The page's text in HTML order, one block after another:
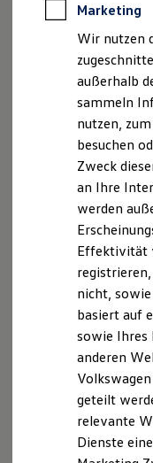
Anpfiff zum
Elektroautos
ID.
Reichweite
Laden
Laden
Laden
Batterie
Kosten und
E-
Software
Die
ID.
Marketing
Wir nutzen
außerhalb
sammeln
nutzen,
besuchen
Zweck
an Ihre
werden
Effektivität
nicht,
basiert auf
sowie
anderen
geteilt
relevante
Dienste